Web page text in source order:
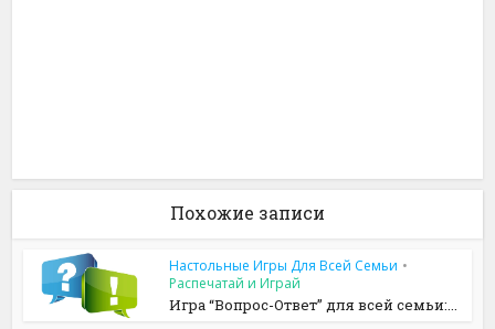
Похожие записи
Настольные Игры Для Всей Семьи •
Распечатай и Играй
Игра “Вопрос-Ответ” для всей семьи:...